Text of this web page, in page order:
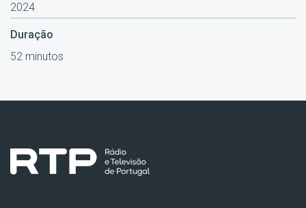
2024
Duração
52 minutos